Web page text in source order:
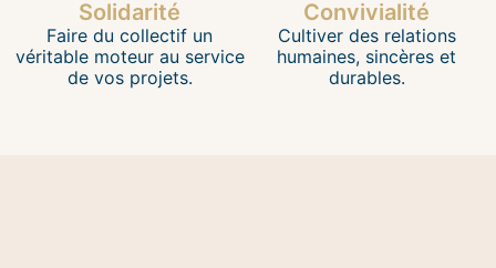
Solidarité
Faire du collectif un
véritable moteur au service
de vos projets.
Convivialité
Cultiver des relations
humaines, sincères et
durables.